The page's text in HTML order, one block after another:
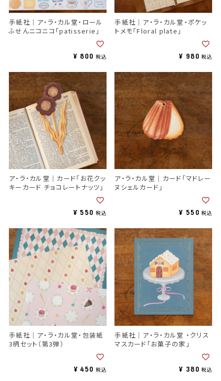
手紙社｜ア・ラ・カル堂・ロール
ふせんニコニコ「patisserie」
¥ 800 税込
手紙社｜ア・ラ・カル堂・ポケッ
トメモ「Floral plate」
¥ 980 税込
ア・ラ・カル堂｜カード「お花クッ
キーカード チョコレートナッツ」
¥ 550 税込
ア・ラ・カル堂｜カード「マドレー
ヌシェルカード」
¥ 550 税込
手紙社｜ア・ラ・カル堂・包装紙
3柄セット（第3弾）
¥ 450 税込
手紙社｜ア・ラ・カル堂 ・クリス
マスカード「お菓子の家」
¥ 380 税込